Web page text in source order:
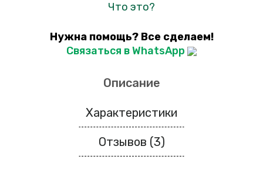
Что это?
Нужна помощь? Все сделаем!
Связаться в WhatsApp
Описание
Характеристики
Отзывов (3)